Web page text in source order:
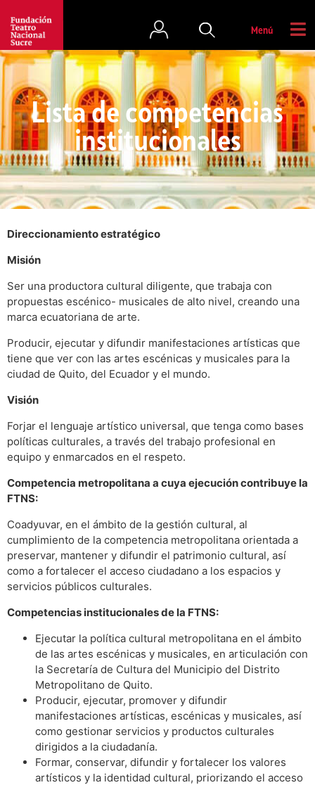
Menú
Lista de competencias
institucionales
Direccionamiento estratégico
Misión
Ser una productora cultural diligente, que trabaja con
propuestas escénico- musicales de alto nivel, creando una
marca ecuatoriana de arte.
Producir, ejecutar y difundir manifestaciones artísticas que
tiene que ver con las artes escénicas y musicales para la
ciudad de Quito, del Ecuador y el mundo.
Visión
Forjar el lenguaje artístico universal, que tenga como bases
políticas culturales, a través del trabajo profesional en
equipo y enmarcados en el respeto.
Competencia metropolitana a cuya ejecución contribuye la
FTNS:
Coadyuvar, en el ámbito de la gestión cultural, al
cumplimiento de la competencia metropolitana orientada a
preservar, mantener y difundir el patrimonio cultural, así
como a fortalecer el acceso ciudadano a los espacios y
servicios públicos culturales.
Competencias institucionales de la FTNS:
Ejecutar la política cultural metropolitana en el ámbito
de las artes escénicas y musicales, en articulación con
la Secretaría de Cultura del Municipio del Distrito
Metropolitano de Quito.
Producir, ejecutar, promover y difundir
manifestaciones artísticas, escénicas y musicales, así
como gestionar servicios y productos culturales
dirigidos a la ciudadanía.
Formar, conservar, difundir y fortalecer los valores
artísticos y la identidad cultural, priorizando el acceso